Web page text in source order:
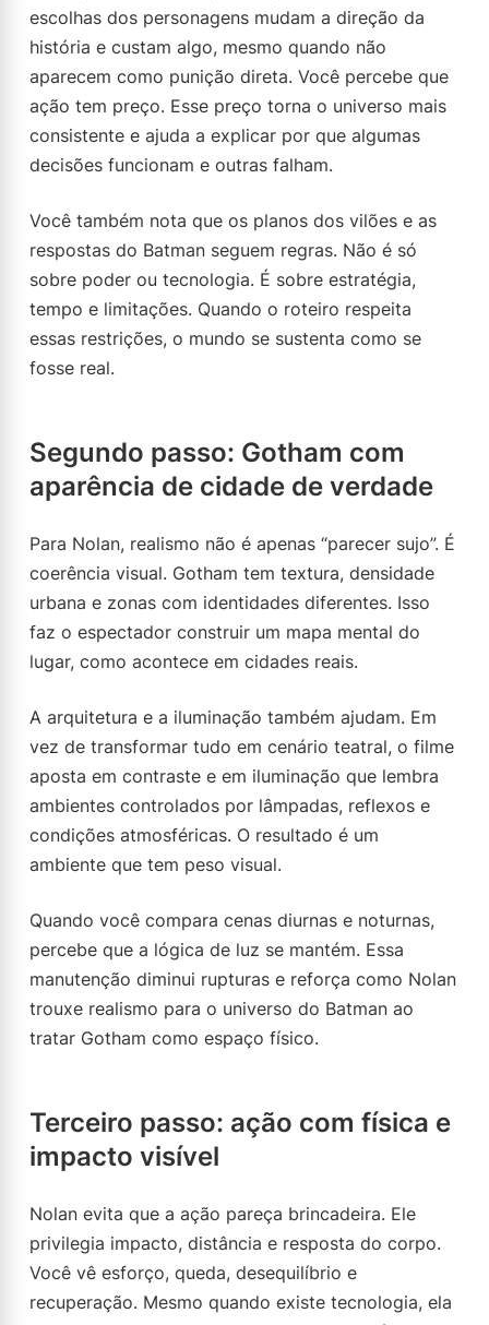
escolhas dos personagens mudam a direção da
história e custam algo, mesmo quando não
aparecem como punição direta. Você percebe que
ação tem preço. Esse preço torna o universo mais
consistente e ajuda a explicar por que algumas
decisões funcionam e outras falham.
Você também nota que os planos dos vilões e as
respostas do Batman seguem regras. Não é só
sobre poder ou tecnologia. É sobre estratégia,
tempo e limitações. Quando o roteiro respeita
essas restrições, o mundo se sustenta como se
fosse real.
Segundo passo: Gotham com
aparência de cidade de verdade
Para Nolan, realismo não é apenas “parecer sujo”. É
coerência visual. Gotham tem textura, densidade
urbana e zonas com identidades diferentes. Isso
faz o espectador construir um mapa mental do
lugar, como acontece em cidades reais.
A arquitetura e a iluminação também ajudam. Em
vez de transformar tudo em cenário teatral, o filme
aposta em contraste e em iluminação que lembra
ambientes controlados por lâmpadas, reflexos e
condições atmosféricas. O resultado é um
ambiente que tem peso visual.
Quando você compara cenas diurnas e noturnas,
percebe que a lógica de luz se mantém. Essa
manutenção diminui rupturas e reforça como Nolan
trouxe realismo para o universo do Batman ao
tratar Gotham como espaço físico.
Terceiro passo: ação com física e
impacto visível
Nolan evita que a ação pareça brincadeira. Ele
privilegia impacto, distância e resposta do corpo.
Você vê esforço, queda, desequilíbrio e
recuperação. Mesmo quando existe tecnologia, ela